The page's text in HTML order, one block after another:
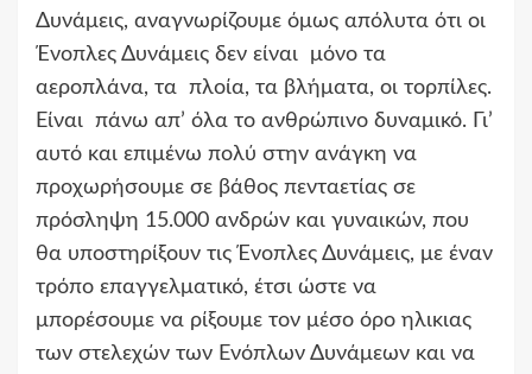
Δυνάμεις, αναγνωρίζουμε όμως απόλυτα ότι οι
Ένοπλες Δυνάμεις δεν είναι μόνο τα
αεροπλάνα, τα πλοία, τα βλήματα, οι τορπίλες.
Είναι πάνω απ’ όλα το ανθρώπινο δυναμικό. Γι’
αυτό και επιμένω πολύ στην ανάγκη να
προχωρήσουμε σε βάθος πενταετίας σε
πρόσληψη 15.000 ανδρών και γυναικών, που
θα υποστηρίξουν τις Ένοπλες Δυνάμεις, με έναν
τρόπο επαγγελματικό, έτσι ώστε να
μπορέσουμε να ρίξουμε τον μέσο όρο ηλικιας
των στελεχών των Ενόπλων Δυνάμεων και να